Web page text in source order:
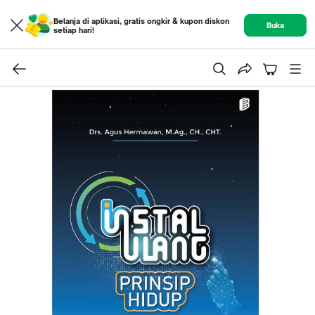
Belanja di aplikasi, gratis ongkir & kupon diskon
setiap hari!
Buka